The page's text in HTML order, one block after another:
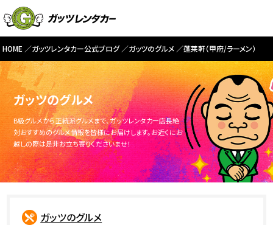
HOME ガッツレンタカー公式ブログ ガッツのグルメ 蓬莱軒（甲府/ラーメン）
ガッツのグルメ
B級グルメから正統派グルメまで、ガッツレンタカー店長絶
対おすすめのグルメ情報を皆様にお届けします。お近くにお
越しの際は是非お立ち寄りくださいませ！
ガッツのグルメ